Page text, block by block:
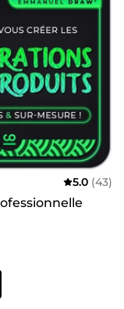
5.0 (43)